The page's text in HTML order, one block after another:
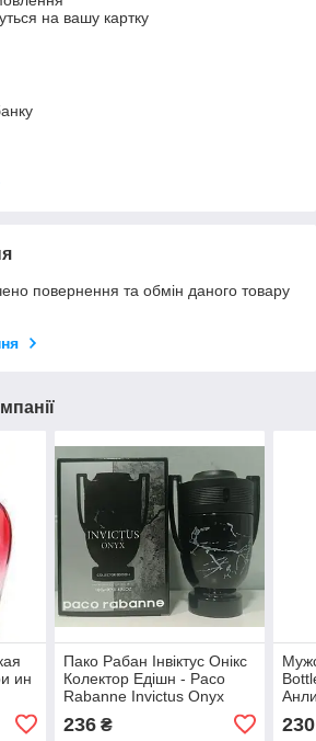
на вашу картку
повернення та обмін даного товару
ин
Пако Рабан Інвіктус Онікс
Колектор Едішн - Paco
Rabanne Invictus Onyx
Collector Edition туалетна
вода 100 ml.
236₴ 230